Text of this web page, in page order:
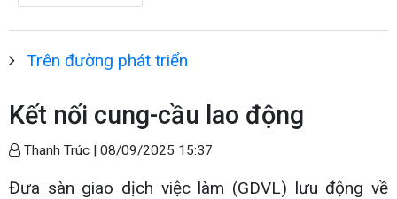
Trên đường phát triển
Kết nối cung-cầu lao động
Thanh Trúc | 08/09/2025 15:37
Đưa sàn giao dịch việc làm (GDVL) lưu động về